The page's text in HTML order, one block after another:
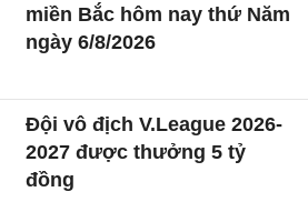
miền Bắc hôm nay thứ Năm
ngày 6/8/2026
Đội vô địch V.League 2026-
2027 được thưởng 5 tỷ
đồng